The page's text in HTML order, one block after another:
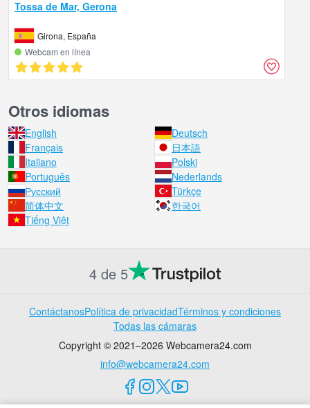
Tossa de Mar, Gerona
Girona, España
Webcam en línea
Otros idiomas
English
Deutsch
Français
日本語
Italiano
Polski
Português
Nederlands
Русский
Türkçe
简体中文
한국어
Tiếng Việt
4 de 5
ContáctanosPolítica de privacidadTérminos y condiciones
Todas las cámaras
Copyright © 2021–2026 Webcamera24.com
info@webcamera24.com